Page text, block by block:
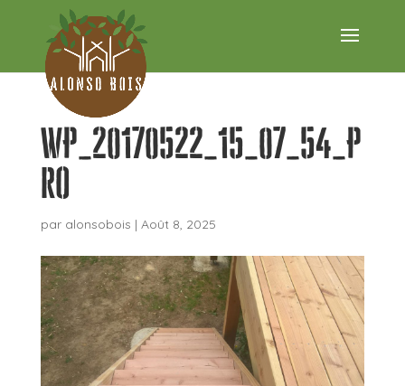
WP_20170522_15_07_54_P
ro
par alonsobois | Août 8, 2025